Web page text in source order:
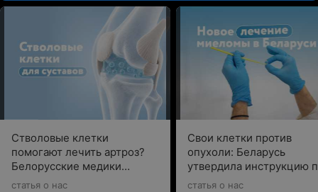
Стволовые клетки
помогают лечить артроз?
Белорусские медики
рассказали о новой
статья о нас
Свои клетки против
опухоли: Беларусь
утвердила инструкцию
CAR T-клеточной
статья о нас